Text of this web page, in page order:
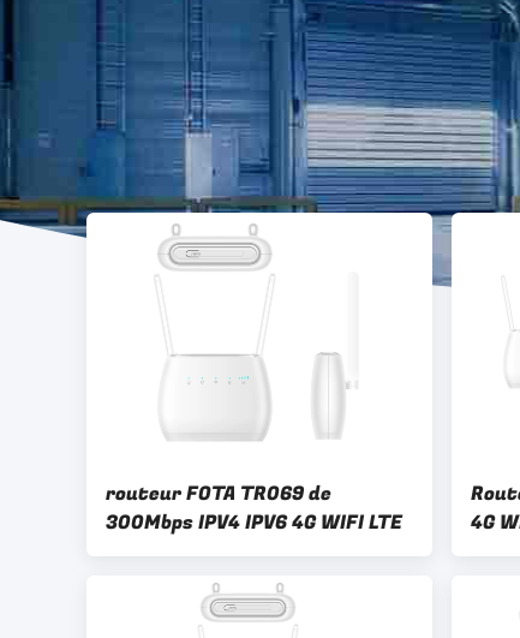
routeur FOTA TR069 de
300Mbps IPV4 IPV6 4G WIFI LTE
4G
SIM